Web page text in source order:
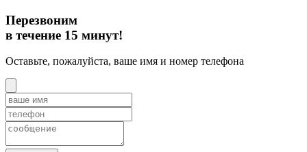
Перезвоним
в течение 15 минут!
Оставьте, пожалуйста, ваше имя и номер телефона